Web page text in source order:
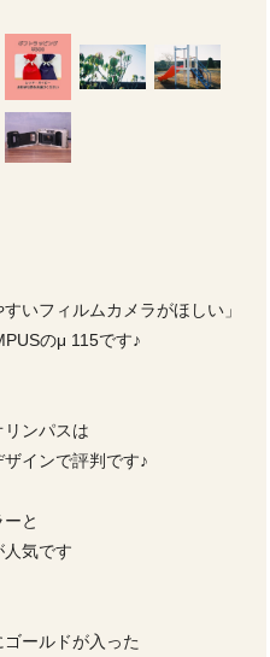
いフィルムカメラがほしい」
のμ 115です♪
ンパスは
インで評判です♪
と
気です
ールドが入った